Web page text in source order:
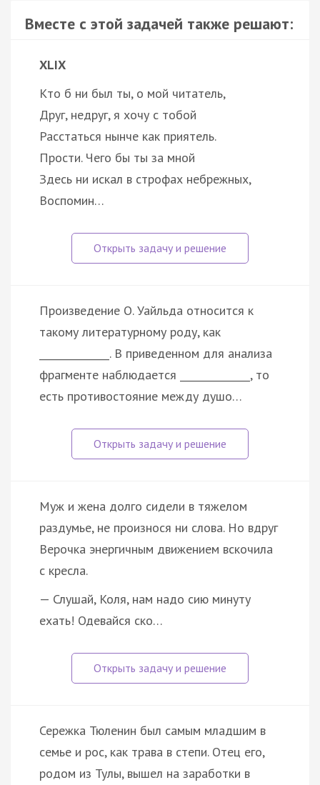
Вместе с этой задачей также решают:
XLIX
Кто б ни был ты, о мой читатель,
Друг, недруг, я хочу с тобой
Расстаться нынче как приятель.
Прости. Чего бы ты за мной
Здесь ни искал в строфах небрежных,
Воспомин…
Произведение О. Уайльда относится к
такому литературному роду, как
______________. В приведенном для анализа
фрагменте наблюдается ______________, то
есть противостояние между душо…
Муж и жена долго сидели в тяжелом
раздумье, не произнося ни слова. Но вдруг
Верочка энергичным движением вскочила
с кресла.
— Слушай, Коля, нам надо сию минуту
ехать! Одевайся ско…
Сережка Тюленин был самым младшим в
семье и рос, как трава в степи. Отец его,
родом из Тулы, вышел на заработки в